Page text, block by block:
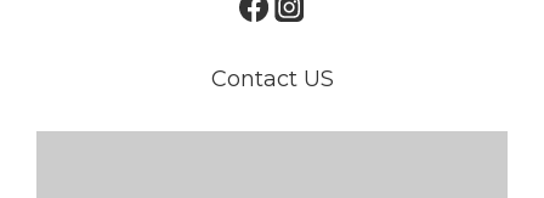
Contact US